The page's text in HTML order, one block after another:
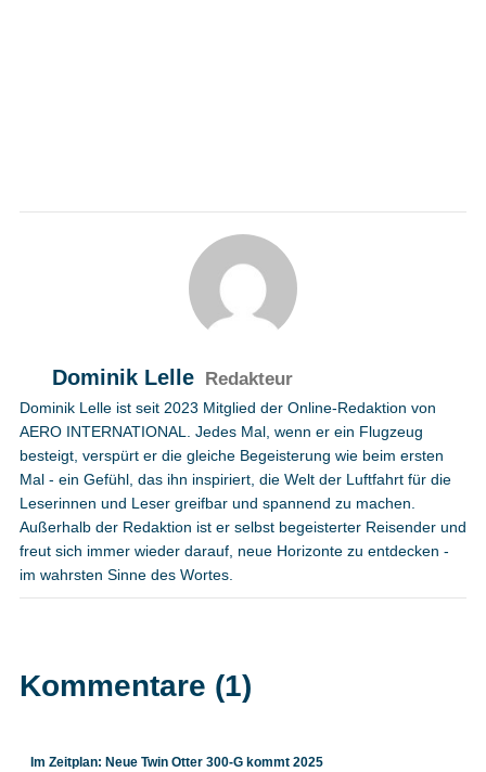
Dominik Lelle Redakteur
Dominik Lelle ist seit 2023 Mitglied der Online-Redaktion von
AERO INTERNATIONAL. Jedes Mal, wenn er ein Flugzeug
besteigt, verspürt er die gleiche Begeisterung wie beim ersten
Mal - ein Gefühl, das ihn inspiriert, die Welt der Luftfahrt für die
Leserinnen und Leser greifbar und spannend zu machen.
Außerhalb der Redaktion ist er selbst begeisterter Reisender und
freut sich immer wieder darauf, neue Horizonte zu entdecken -
im wahrsten Sinne des Wortes.
Kommentare (1)
Im Zeitplan: Neue Twin Otter 300-G kommt 2025